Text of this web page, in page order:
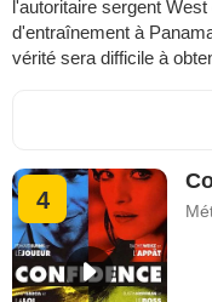
l'autoritaire sergent
d'entraînement à
vérité sera difficile à
4